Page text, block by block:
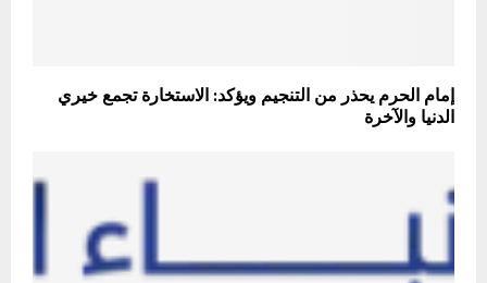
إمام الحرم يحذر من التنجيم ويؤكد: الاستخارة تجمع خيري
الدنيا والآخرة